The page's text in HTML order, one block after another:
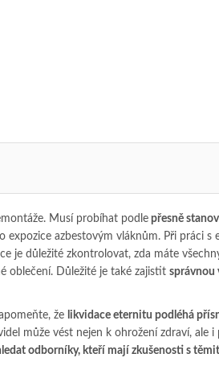
Musí probíhat podle přesně
expozice azbestovým vláknům. Při práci
je důležité zkontrolovat, zda máte
oblečení. Důležité je také zajistit správnou
že likvidace eternitu podléhá
může vést nejen k ohrožení zdraví, ale
odborníky, kteří mají zkušenosti s